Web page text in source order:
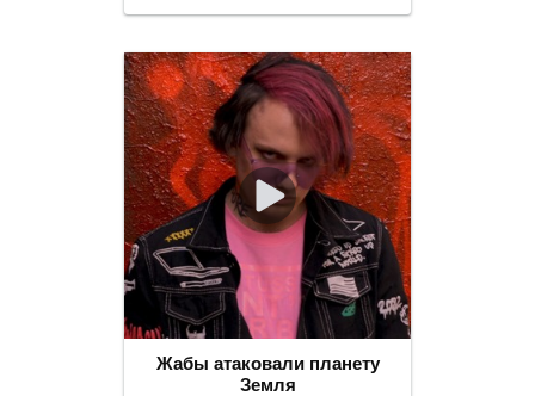
Жабы атаковали планету
Земля